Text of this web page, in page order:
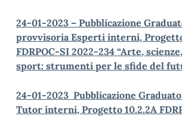
24-01-2023 – Pubblicazione
provvisoria Esperti interni,
FDRPOC-SI 2022-234 “Arte,
sport: strumenti per le sfide del
24-01-2023 Pubblicazione
Tutor interni, Progetto 10.2.2A